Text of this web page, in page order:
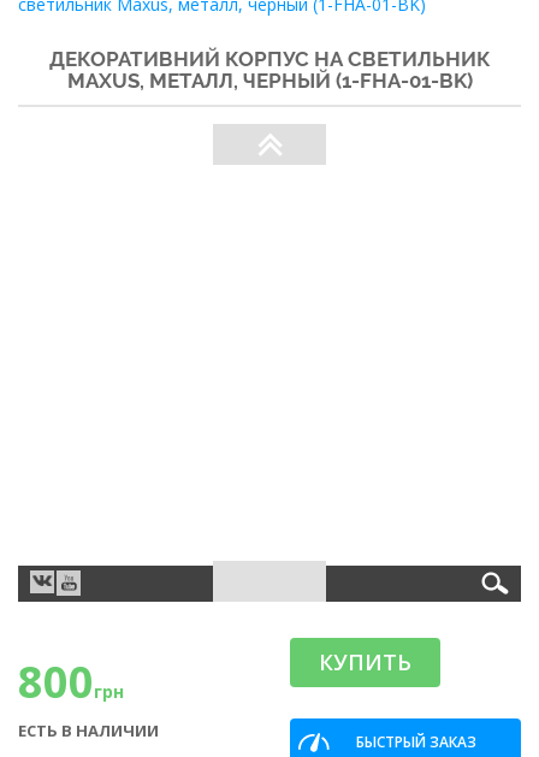
ДЕКОРАТИВНИЙ КОРПУС НА СВЕТИЛЬНИК
MAXUS, МЕТАЛЛ, ЧЕРНЫЙ (1-FHA-01-BK)
800грн
ЕСТЬ В НАЛИЧИИ
КУПИТЬ
БЫСТРЫЙ ЗАКАЗ